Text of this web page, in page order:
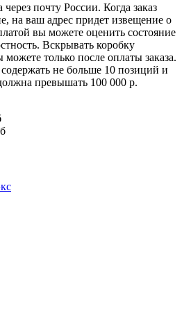
через почту России. Когда заказ
на ваш адрес придет извещение о
вы можете оценить состояние
Вскрывать коробку
можете только после оплаты заказа.
не больше 10 позиций и
превышать 100 000 р.